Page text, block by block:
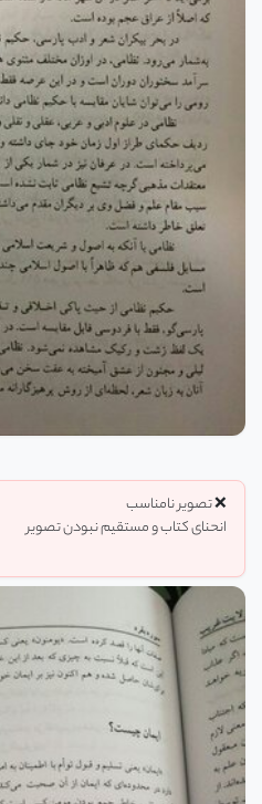
❌ تصویر نامناسب
انحنا‌ی کتاب و مستقیم نبودن تصویر